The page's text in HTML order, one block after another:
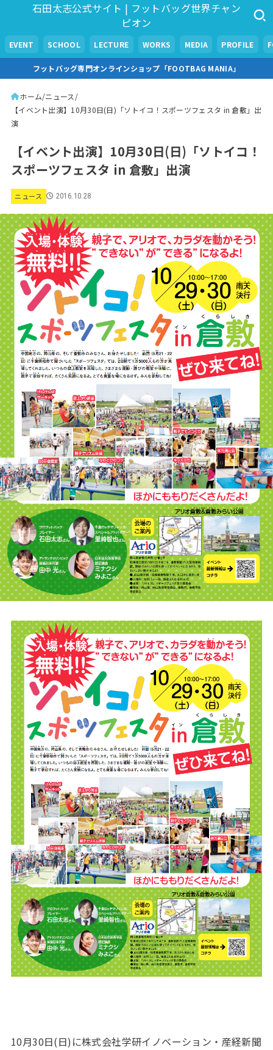
石田太志公式サイト | フットバッグ世界チャン
ピオン
EVENT SCHOOL LECTURE WORKS MEDIA PROFILE
フットバッグ専門オンラインショップ「FOOTBAG MANIA」
ホーム ニュース
【イベント出演】10月30日(日)「ソトイコ！スポーツフェスタ in 倉敷」出
演
【イベント出演】10月30日(日)「ソトイコ！
スポーツフェスタ in 倉敷」出演
ニュース 2016.10.28
10月30日(日)に株式会社学研イノベーション・産経新聞